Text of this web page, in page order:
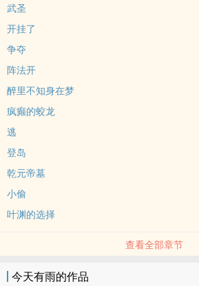
武圣
开挂了
争夺
阵法开
醉里不知身在梦
疯癫的蛟龙
逃
登岛
乾元帝墓
小偷
叶渊的选择
查看全部章节
今天有雨的作品